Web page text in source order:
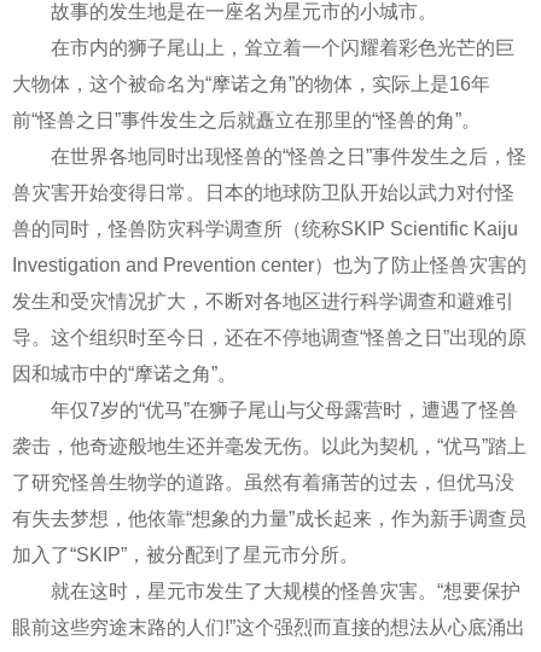
故事的发生地是在一座名为星元市的小城市。
在市内的狮子尾山上，耸立着一个闪耀着彩色光芒的巨
大物体，这个被命名为“摩诺之角”的物体，实际上是16年
前“怪兽之日”事件发生之后就矗立在那里的“怪兽的角”。
在世界各地同时出现怪兽的“怪兽之日”事件发生之后，怪
兽灾害开始变得日常。日本的地球防卫队开始以武力对付怪
兽的同时，怪兽防灾科学调查所（统称SKIP Scientific Kaiju
Investigation and Prevention center）也为了防止怪兽灾害的
发生和受灾情况扩大，不断对各地区进行科学调查和避难引
导。这个组织时至今日，还在不停地调查“怪兽之日”出现的原
因和城市中的“摩诺之角”。
年仅7岁的“优马”在狮子尾山与父母露营时，遭遇了怪兽
袭击，他奇迹般地生还并毫发无伤。以此为契机，“优马”踏上
了研究怪兽生物学的道路。虽然有着痛苦的过去，但优马没
有失去梦想，他依靠“想象的力量”成长起来，作为新手调查员
加入了“SKIP”，被分配到了星元市分所。
就在这时，星元市发生了大规模的怪兽灾害。“想要保护
眼前这些穷途末路的人们!”这个强烈而直接的想法从心底涌出